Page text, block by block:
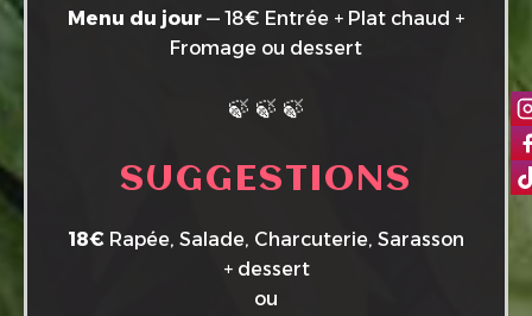
Menu du jour — 18€ Entrée + Plat chaud +
Fromage ou dessert
🍃 🍃 🍃
SUGGESTIONS
18€Rapée, Salade, Charcuterie, Sarasson
+ dessert
ou